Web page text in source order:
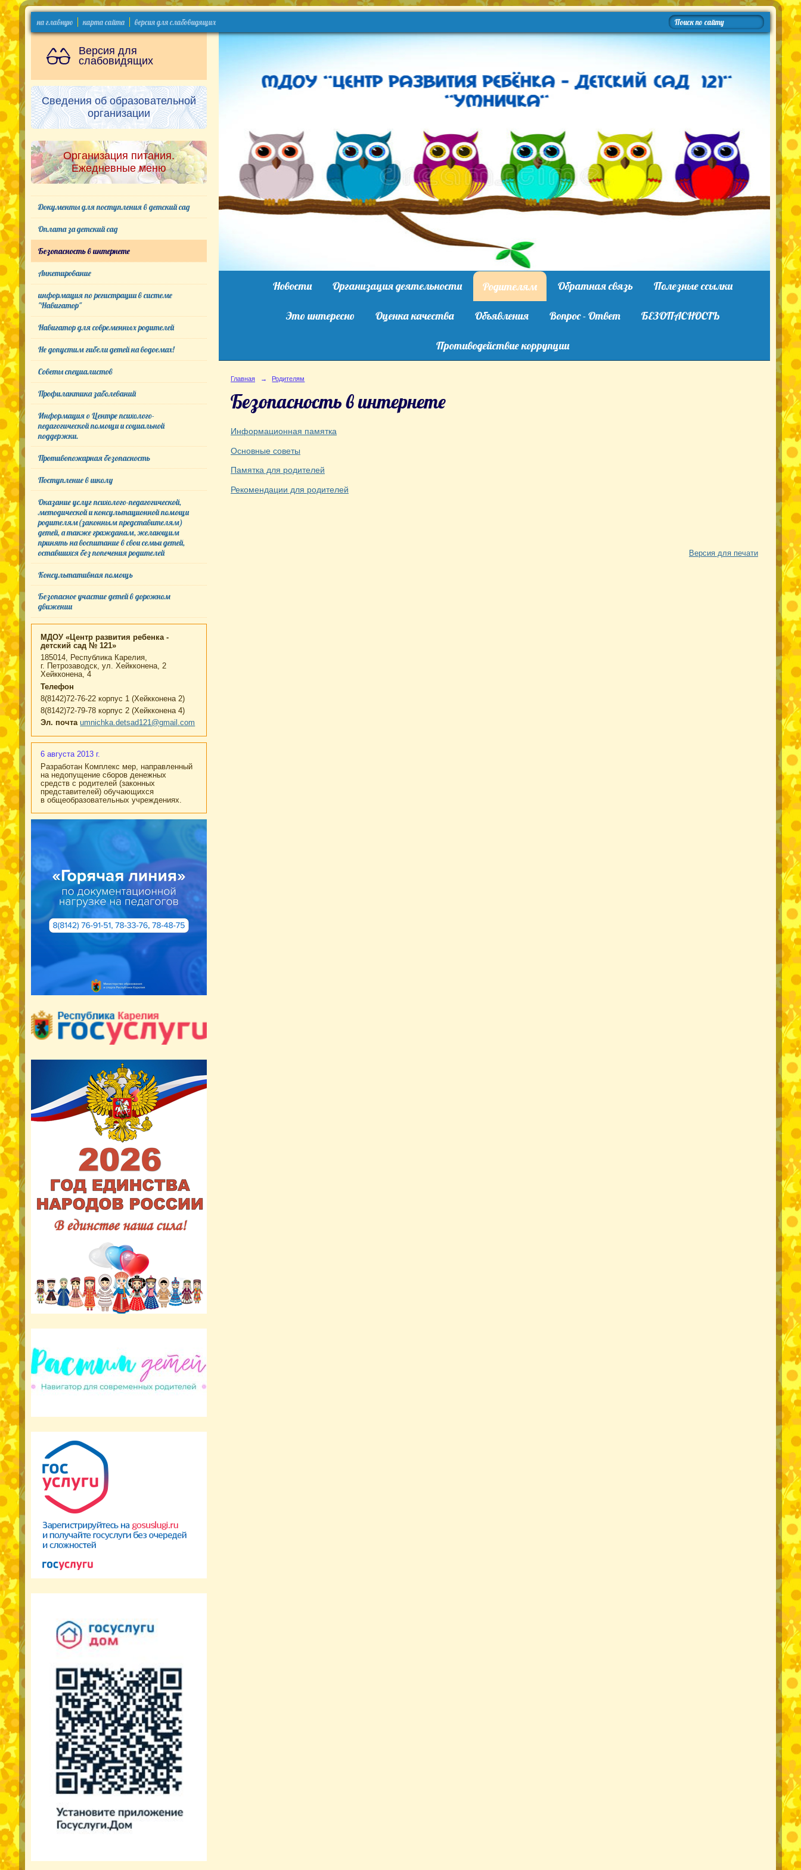
на главную карта сайта версия для слабовидящих
Версия для
слабовидящих
Сведения об образовательной
организации
Организация питания.
Ежедневные меню
Документы для поступления в детский сад
Оплата за детский сад
Безопасность в интернете
Анкетирование
информация по регистрации в системе
"Навигатор"
Навигатор для современных родителей
Не допустим гибели детей на водоемах!
Советы специалистов
Профилактика заболеваний
Информация о Центре психолого-
педагогической помощи и социальной
поддержки.
Противопожарная безопасность
Поступление в школу
Оказание услуг психолого-педагогической,
методической и консультационной помощи
родителям(законным представителям)
детей, а также гражданам, желающим
принять на воспитание в свои семьи детей,
оставшихся без попечения родителей
Консультативная помощь
Безопасное участие детей в дорожном
движении
МДОУ «Центр развития ребенка -
детский сад № 121»
185014, Республика Карелия,
г. Петрозаводск, ул. Хейкконена, 2
Хейкконена, 4
Телефон
8(8142)72-76-22 корпус 1 (Хейкконена 2)
8(8142)72-79-78 корпус 2 (Хейкконена 4)
Эл. почта umnichka.detsad121@gmail.com
6 августа 2013 г.
Разработан Комплекс мер, направленный
на недопущение сборов денежных
средств с родителей (законных
представителей) обучающихся
в общеобразовательных учреждениях.
Новости Организация деятельности Родителям Обратная связь Полезные ссылки
Это интересно Оценка качества Объявления Вопрос - Ответ БЕЗОПАСНОСТЬ
Противодействие коррупции
Главная → Родителям
Безопасность в интернете
Информационная памятка
Основные советы
Памятка для родителей
Рекомендации для родителей
Версия для печати